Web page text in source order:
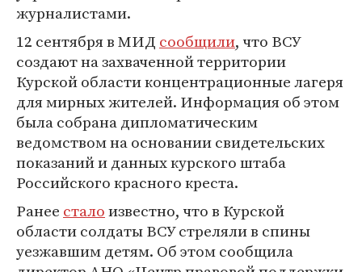
журналистами.
12 сентября в МИД сообщили, что ВСУ
создают на захваченной территории
Курской области концентрационные лагеря
для мирных жителей. Информация об этом
была собрана дипломатическим
ведомством на основании свидетельских
показаний и данных курского штаба
Российского красного креста.
Ранее сталоизвестно, что в Курской
области солдаты ВСУ стреляли в спины
уезжавшим детям. Об этом сообщила